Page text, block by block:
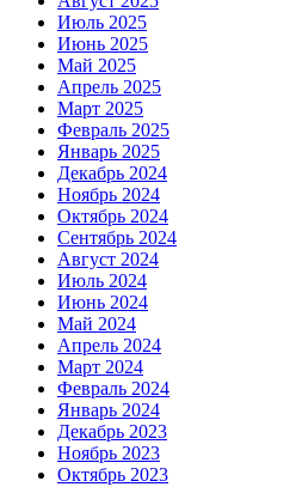
Июль 2025
Июнь 2025
Май 2025
Апрель 2025
Март 2025
Февраль 2025
Январь 2025
Декабрь 2024
Ноябрь 2024
Октябрь 2024
Сентябрь 2024
Август 2024
Июль 2024
Июнь 2024
Май 2024
Апрель 2024
Март 2024
Февраль 2024
Январь 2024
Декабрь 2023
Ноябрь 2023
Октябрь 2023